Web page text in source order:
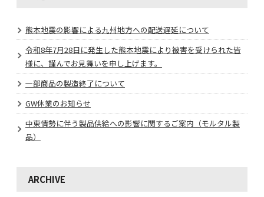
熊本地震の影響による九州地方への配送遅延について
令和8年7月28日に発生した熊本地震により被害を受けられた皆
様に、謹んでお見舞いを申し上げます。
一部商品の製造終了について
GW休業のお知らせ
中東情勢に伴う製品供給への影響に関するご案内（モルタル製
品）
ARCHIVE